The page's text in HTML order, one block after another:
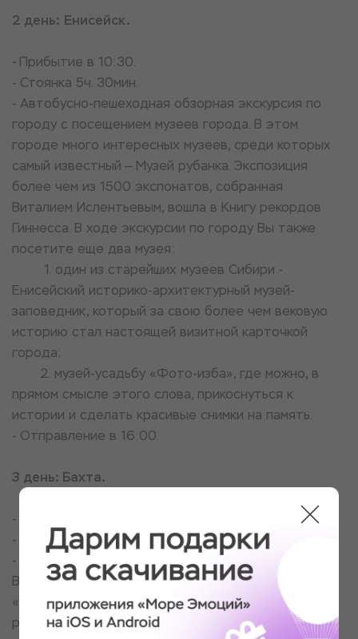
2 день: Енисейск.
- Прибытие в 10:30.
- Стоянка 5ч. 30мин.
- Автобусно-пешеходная обзорная экскурсия по
городу с посещением музеев города. В этом
городе много интересных музеев, среди которых
самый известный — Музей рубанка. Экспозиция
более чем из 1500 экспонатов, собранная
Виталием Ислентьевым, вошла в Книгу рекордов
Гиннесса. В ходе экскурсии по городу Вы также
посетите еще два музея:
1. один из старейших музеев Сибири -
Енисейский историко-архитектурный музей-
заповедник, который за свою более чем вековую
историю стал настоящей визитной карточкой
города;
2. музей-усадьбу «Фото-изба», где можно, в
прямом смысле этого слова, прикоснуться к
истории и сделать красивые снимки на память.
- Отправление в 16:00.
3 день: Бахта.
- Прибытие в 16:30.
- Стоянка 5ч. 00мин.
- Экскурсионная программа. Во время путешествия
Вы посмотрите документальный фильм
«Счастливые люди» о быте, нравах и ежедневной
рутине охотников, рыболовов и обычных жителей